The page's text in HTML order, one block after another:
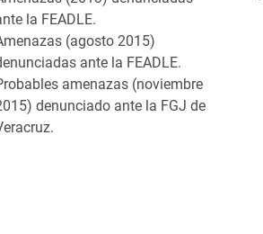
la FEADLE.
(agosto 2015)
ante la FEADLE.
amenazas (noviembre
denunciado ante la FGJ de